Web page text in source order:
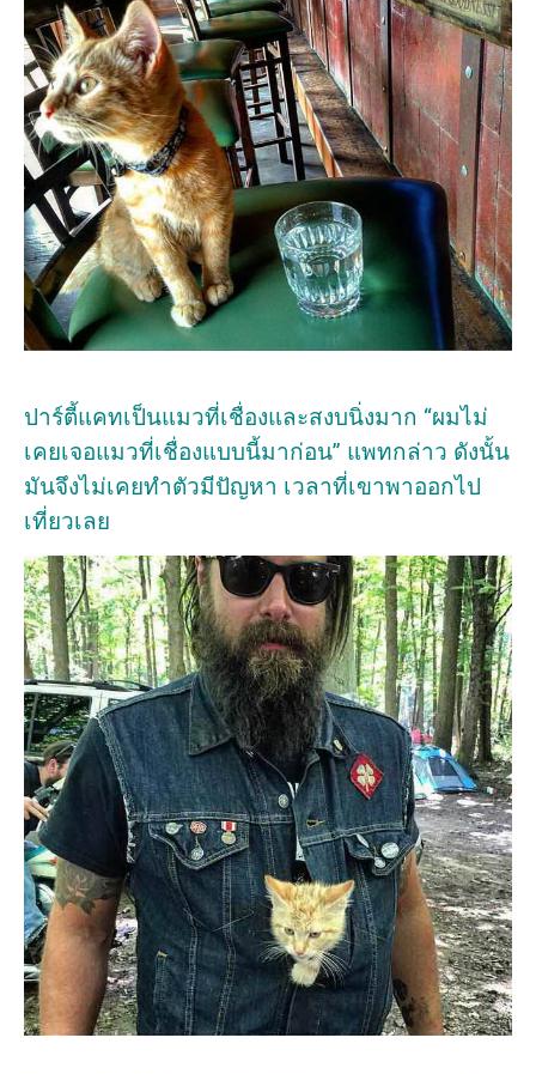
ปาร์ตี้แคทเป็นแมวที่เชื่องและสงบนิ่งมาก “ผมไม่
เคยเจอแมวที่เชื่องแบบนี้มาก่อน” แพทกล่าว ดังนั้น
มันจึงไม่เคยทำตัวมีปัญหา เวลาที่เขาพาออกไป
เที่ยวเลย